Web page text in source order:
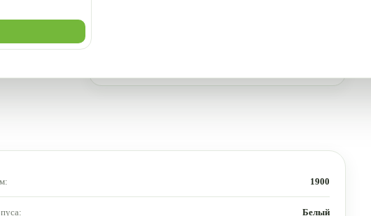
1900
Белый